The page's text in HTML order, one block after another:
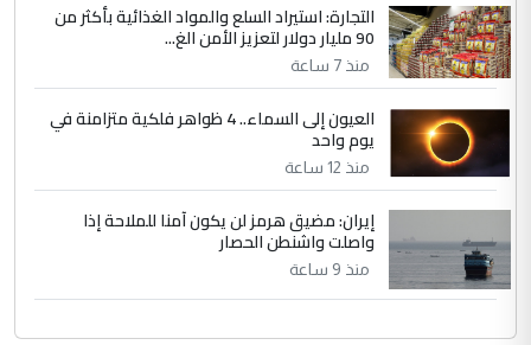
التجارة: استيراد السلع والمواد الغذائية بأكثر من
90 مليار دولار لتعزيز الأمن الغ...
منذ 7 ساعة
العيون إلى السماء.. 4 ظواهر فلكية متزامنة في
يوم واحد
منذ 12 ساعة
إيران: مضيق هرمز لن يكون آمنا للملاحة إذا
واصلت واشنطن الحصار
منذ 9 ساعة